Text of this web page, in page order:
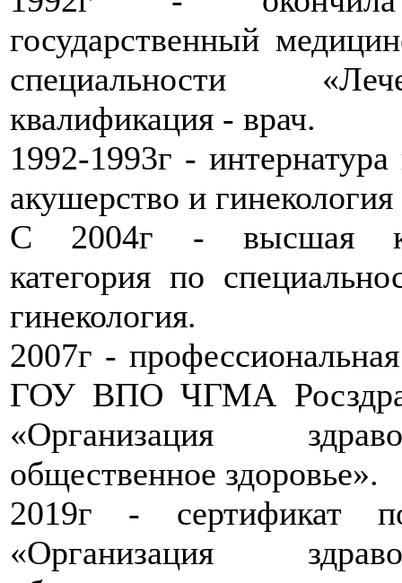
государственный
специальности
квалификация - врач.
1992-1993г -
акушерство и гинекология
С 2004г - высшая
категория по
гинекология.
2007г -
ГОУ ВПО ЧГМА
«Организация
общественное здоровье».
2019г - сертификат
«Организация